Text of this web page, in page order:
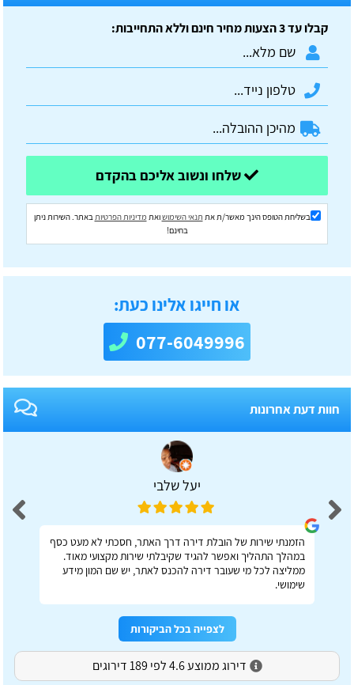
קבלו עד 3 הצעות מחיר חינם וללא התחייבות:
בשליחת הטופס הינך מאשר/ת את תנאי השימושואת מדיניות הפרטיות באתר. השירות ניתן
בחינם!
או חייגו אלינו כעת:
077-6049996
חוות דעת אחרונות
יעל שלבי
הזמנתי שירות של הובלת דירה דרך האתר, חסכתי לא מעט כסף
במהלך התהליך ואפשר להגיד שקיבלתי שירות מקצועי מאוד.
ממליצה לכל מי שעובר דירה להכנס לאתר, יש שם המון מידע
שימושי.
לצפייה בכל הביקורות
דירוג ממוצע 4.6 לפי 189 דירוגים